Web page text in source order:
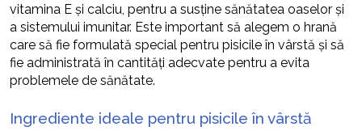
vitamina E și calciu, pentru a susține sănătatea oaselor și
a sistemului imunitar. Este important să alegem o hrană
care să fie formulată special pentru pisicile în vârstă și să
fie administrată în cantități adecvate pentru a evita
problemele de sănătate.
Ingrediente ideale pentru pisicile în vârstă